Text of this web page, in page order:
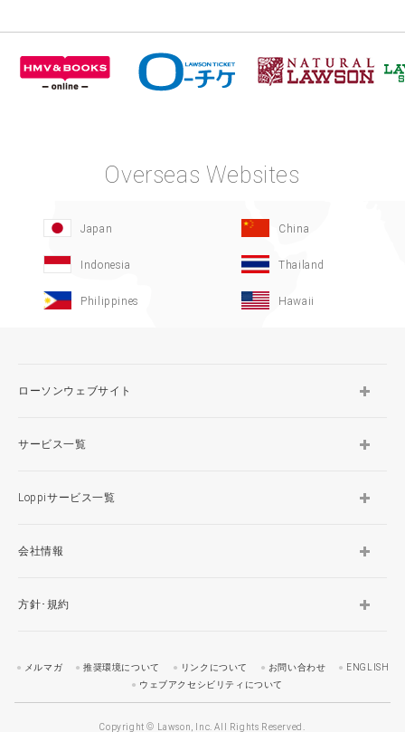
Overseas Websites
Japan China
Indonesia Thailand
Philippines Hawaii
ローソンウェブサイト
サービス一覧
Loppiサービス一覧
会社情報
方針･規約
メルマガ 推奨環境について リンクについて お問い合わせ
ENGLISH
ウェブアクセシビリティについて
Copyright © Lawson, Inc. All Rights Reserved.